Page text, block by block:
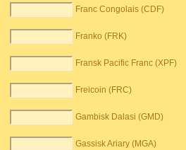
Franc Congolais (CDF)
Franko (FRK)
Fransk Pacific Franc (XPF)
Freicoin (FRC)
Gambisk Dalasi (GMD)
Gassisk Ariary (MGA)